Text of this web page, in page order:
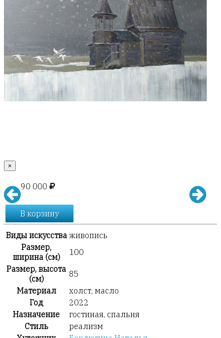
×
90 000
В корзину
Виды искусства живопись
Размер,
ширина (см)
100
Размер, высота
(см)
85
Материал
холст, масло
Год
2022
Назначение
гостиная, спальня
Стиль
реализм